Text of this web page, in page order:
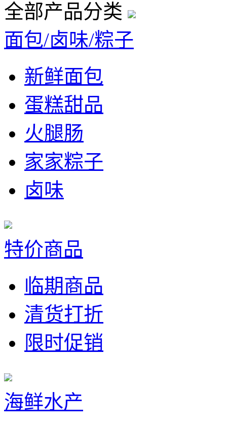
全部产品分类
面包/卤味/粽子
新鲜面包
蛋糕甜品
火腿肠
家家粽子
卤味
特价商品
临期商品
清货打折
限时促销
海鲜水产